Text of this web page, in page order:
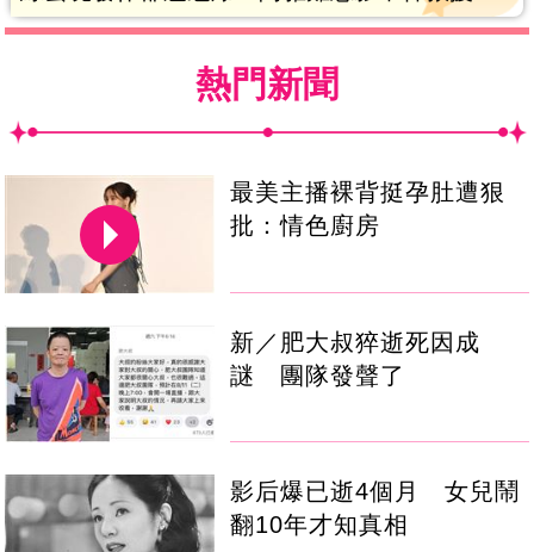
熱門新聞
最美主播裸背挺孕肚遭狠
批：情色廚房
新／肥大叔猝逝死因成
謎 團隊發聲了
影后爆已逝4個月 女兒鬧
翻10年才知真相